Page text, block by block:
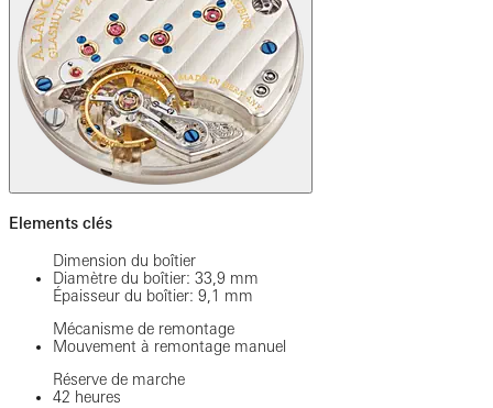
Elements clés
Dimension du boîtier
Diamètre du boîtier: 33,9 mm
Épaisseur du boîtier: 9,1 mm
Mécanisme de remontage
Mouvement à remontage manuel
Réserve de marche
42 heures